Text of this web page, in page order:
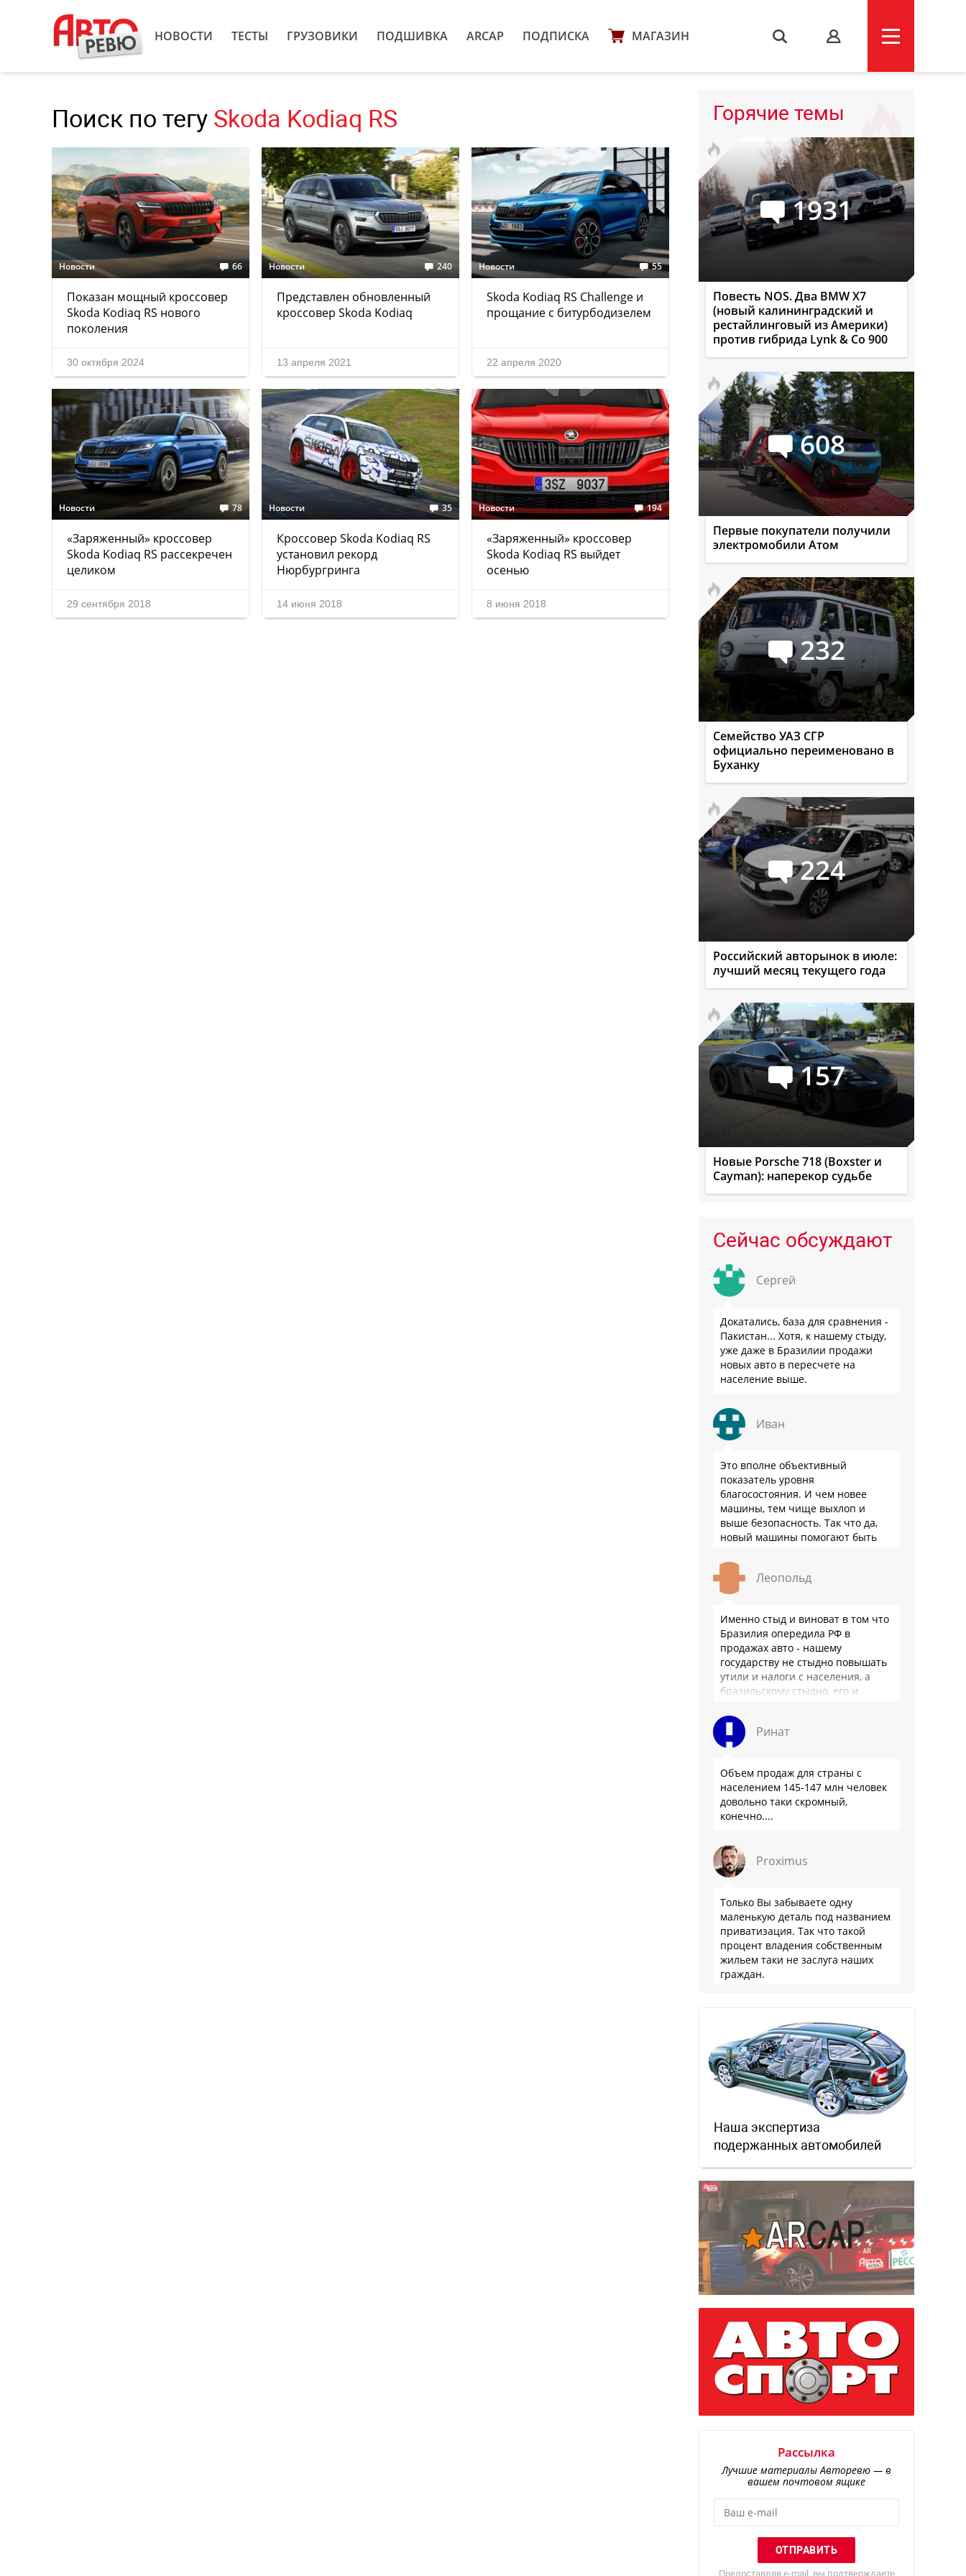
НОВОСТИ ТЕСТЫ ГРУЗОВИКИ ПОДШИВКА ARCAP ПОДПИСКА МАГАЗИН s
Поиск по тегу Skoda Kodiaq RS
Новости 66
Показан мощный кроссовер
Skoda Kodiaq RS нового
поколения
30 октября 2024
Новости 240
Представлен обновленный
кроссовер Skoda Kodiaq
13 апреля 2021
Новости 55
Skoda Kodiaq RS Challenge и
прощание с битурбодизелем
22 апреля 2020
Новости 78
«Заряженный» кроссовер
Skoda Kodiaq RS рассекречен
целиком
29 сентября 2018
Новости 35
Кроссовер Skoda Kodiaq RS
установил рекорд
Нюрбургринга
14 июня 2018
Новости 194
«Заряженный» кроссовер
Skoda Kodiaq RS выйдет
осенью
8 июня 2018
Горячие темы
1931
Повесть NOS. Два BMW X7
(новый калининградский и
рестайлинговый из Америки)
против гибрида Lynk & Co 900
608
Первые покупатели получили
электромобили Атом
232
Семейство УАЗ СГР
официально переименовано в
Буханку
224
Российский авторынок в июле:
лучший месяц текущего года
157
Новые Porsche 718 (Boxster и
Cayman): наперекор судьбе
Сейчас обсуждают
Сергей
Докатались, база для сравнения -
Пакистан... Хотя, к нашему стыду,
уже даже в Бразилии продажи
новых авто в пересчете на
население выше.
Иван
Это вполне объективный
показатель уровня
благосостояния. И чем новее
машины, тем чище выхлоп и
выше безопасность. Так что да,
новый машины помогают быть
Леопольд
Именно стыд и виноват в том что
Бразилия опередила РФ в
продажах авто - нашему
государству не стыдно повышать
утили и налоги с населения, а
бразильскому стыдно, его и
Ринат
Объем продаж для страны с
населением 145-147 млн человек
довольно таки скромный,
конечно....
Proximus
Только Вы забываете одну
маленькую деталь под названием
приватизация. Так что такой
процент владения собственным
жильем таки не заслуга наших
граждан.
Наша экспертиза
подержанных автомобилей
Рассылка
Лучшие материалы Авторевю — в
вашем почтовом ящике
Предоставляя e-mail, вы подтверждаете